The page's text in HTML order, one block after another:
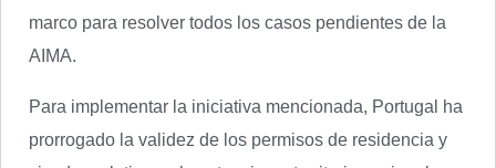
marco para resolver todos los casos pendientes de la
AIMA.
Para implementar la iniciativa mencionada, Portugal ha
prorrogado la validez de los permisos de residencia y